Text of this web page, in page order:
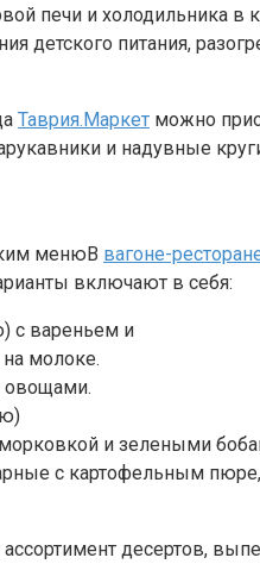
печи и холодильника в
детского питания,
Таврия.Маркет можно
и надувные
В вагоне-
включают в себя:
с вареньем и
молоке.
овощами.
и зелеными
с картофельным
десертов,